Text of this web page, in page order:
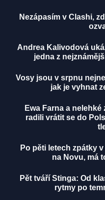
Nezápasím v Clashi,
Andrea Kalivodová
jedna z
Vosy jsou v srpnu
jak je vyhnat
Ewa Farna a
radili vrátit se do
Po pěti letech zpátky
na Novu, má
Pět tváří Stinga: Od
rytmy po